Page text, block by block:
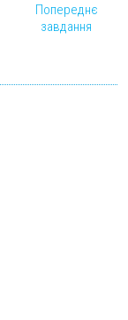
Попереднє
завдання